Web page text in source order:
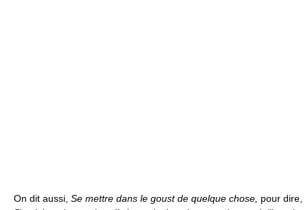
On dit aussi, Se mettre dans le goust de quelque chose, pour dire,